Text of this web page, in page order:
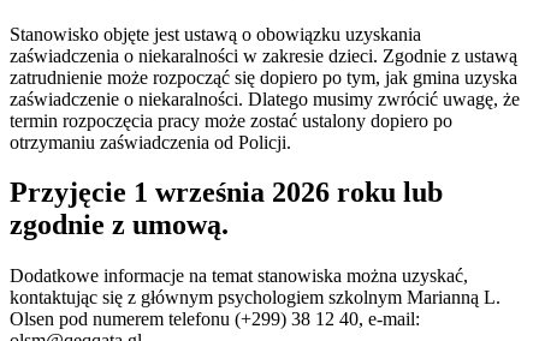
Stanowisko objęte jest ustawą o obowiązku uzyskania
zaświadczenia o niekaralności w zakresie dzieci. Zgodnie z ustawą
zatrudnienie może rozpocząć się dopiero po tym, jak gmina uzyska
zaświadczenie o niekaralności. Dlatego musimy zwrócić uwagę, że
termin rozpoczęcia pracy może zostać ustalony dopiero po
otrzymaniu zaświadczenia od Policji.
Przyjęcie 1 września 2026 roku lub
zgodnie z umową.
Dodatkowe informacje na temat stanowiska można uzyskać,
kontaktując się z głównym psychologiem szkolnym Marianną L.
Olsen pod numerem telefonu (+299) 38 12 40, e-mail: